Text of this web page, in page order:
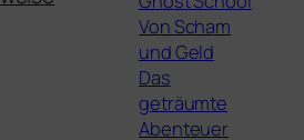
Von Scham
und Geld
Das
geträumte
Abenteuer